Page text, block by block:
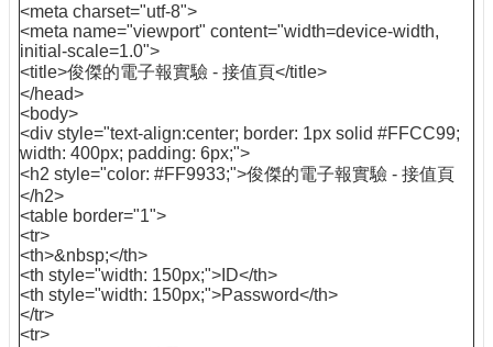
<meta charset="utf-8">
<meta name="viewport" content="width=device-width,
initial-scale=1.0">
<title>俊傑的電子報實驗 - 接值頁</title>
</head>
<body>
<div style="text-align:center; border: 1px solid #FFCC99;
width: 400px; padding: 6px;">
<h2 style="color: #FF9933;">俊傑的電子報實驗 - 接值頁
</h2>
<table border="1">
<tr>
<th>&nbsp;</th>
<th style="width: 150px;">ID</th>
<th style="width: 150px;">Password</th>
</tr>
<tr>